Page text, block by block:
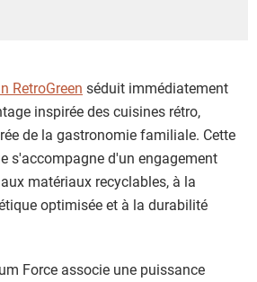
RetroGreen séduit immédiatement
inspirée des cuisines rétro,
de la gastronomie familiale. Cette
s'accompagne d'un engagement
matériaux recyclables, à la
optimisée et à la durabilité
Force associe une puissance